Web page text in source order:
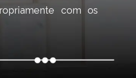
com os